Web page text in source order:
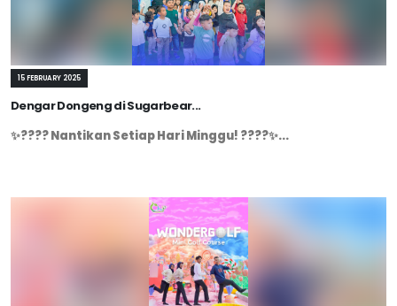
15 FEBRUARY 2025
Dengar Dongeng di Sugarbear...
✨???? Nantikan Setiap Hari Minggu! ????✨...